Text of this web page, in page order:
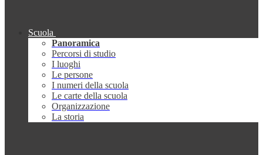
Scuola
Panoramica
Percorsi di studio
I luoghi
Le persone
I numeri della scuola
Le carte della scuola
Organizzazione
La storia